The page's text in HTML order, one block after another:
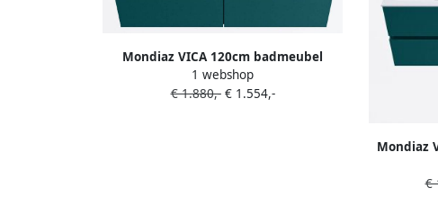
Mondiaz VICA 120cm badmeubel
onderkast Smag 4 lades. Wastafel
MOON dubbel zonder kraangat kleur
1 webshop
€ 1.880,-€ 1.554,-
Mondiaz
CLOUD€